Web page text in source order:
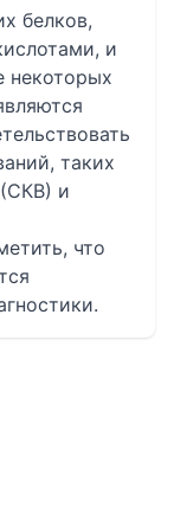
белков,
и
некоторых
таких
(СКВ) и
что